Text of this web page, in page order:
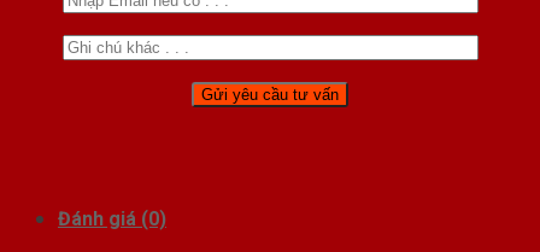
Đánh giá (0)